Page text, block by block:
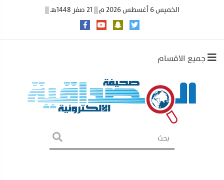
الخميس 6 أغسطس 2026 م || 21 صفر 1448هـ ||
جميع الاقسام